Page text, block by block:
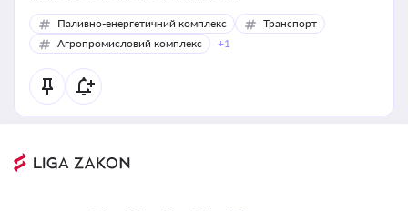
Паливно-енергетичний комплекс
Транспорт
Агропромисловий комплекс
+1